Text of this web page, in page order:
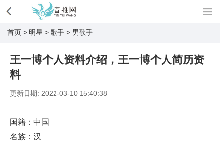
首页 > 明星 > 歌手 > 男歌手
王一博个人资料介绍，王一博个人简历资
料
更新日期: 2022-03-10 15:40:38
国籍：中国
名族：汉